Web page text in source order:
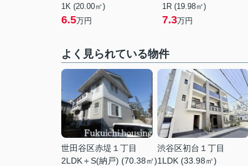
1K (20.00㎡)
6.5万円
1R (19.98㎡)
7.3万円
よく見られている物件
世田谷区赤堤１丁目
2LDK＋S(納戸) (70.38㎡)
渋谷区初台１丁目
1LDK (33.98㎡)